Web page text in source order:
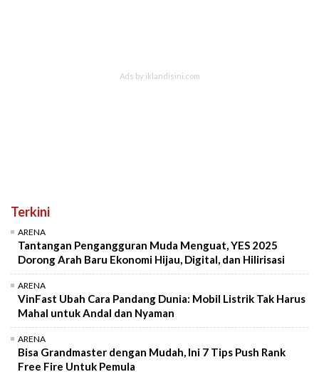
Terkini
ARENA
Tantangan Pengangguran Muda Menguat, YES 2025
Dorong Arah Baru Ekonomi Hijau, Digital, dan Hilirisasi
ARENA
VinFast Ubah Cara Pandang Dunia: Mobil Listrik Tak Harus
Mahal untuk Andal dan Nyaman
ARENA
Bisa Grandmaster dengan Mudah, Ini 7 Tips Push Rank
Free Fire Untuk Pemula